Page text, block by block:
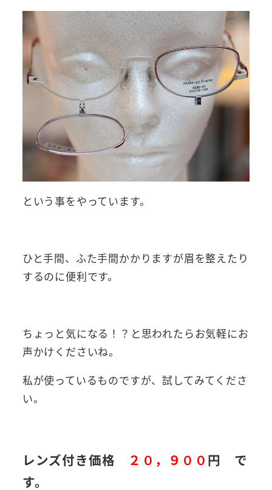
という事をやっています。
ひと手間、ふた手間かかりますが眉を整えたり
するのに便利です。
ちょっと気になる！？と思われたらお気軽にお
声かけくださいね。
私が使っているものですが、試してみてくださ
い。
レンズ付き価格 ２０，９００ 円 で
す。